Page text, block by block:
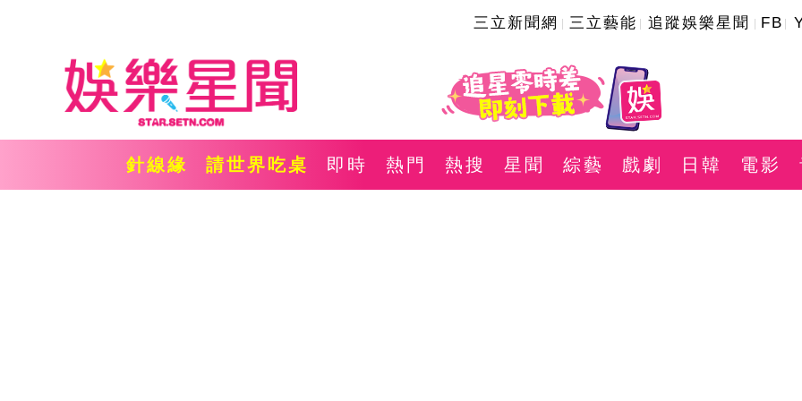
三立新聞網 三立藝能 追蹤娛樂星聞 FB
針線緣 請世界吃桌 即時 熱門 熱搜 星聞 綜藝 戲劇 日韓 電影